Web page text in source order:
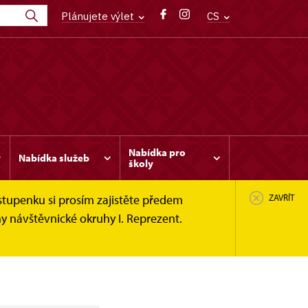
Plánujete výlet CS
Nabídka služeb
Nabídka pro
školy
si prosím zajistěte předem
okruhy I. Reprezent.
ZAVŘÍT